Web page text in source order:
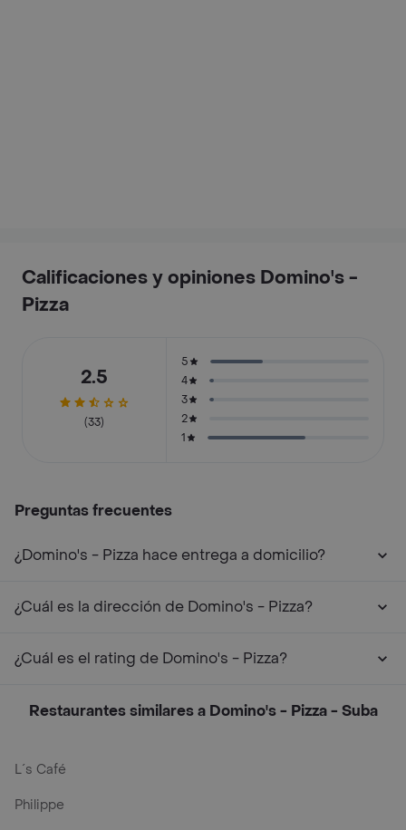
Calificaciones y opiniones Domino's -
Pizza
2.5
(33)
5
4
3
2
1
Preguntas frecuentes
¿Domino's - Pizza hace entrega a domicilio?
¿Cuál es la dirección de Domino's - Pizza?
¿Cuál es el rating de Domino's - Pizza?
Restaurantes similares a Domino's - Pizza - Suba
L´s Café
Philippe